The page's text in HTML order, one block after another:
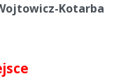
Kotarba